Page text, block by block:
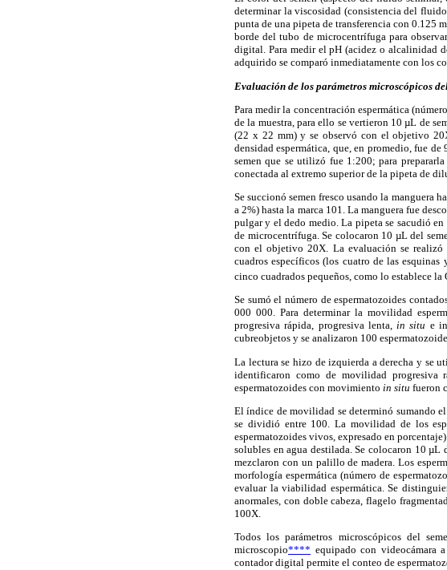
determinar la viscosidad (consistencia del
punta de una pipeta de transferencia con 0.125
borde del tubo de microcentrífuga para
digital. Para medir el pH (acidez o alcalinidad
adquirido se comparó inmediatamente con los
Evaluación de los parámetros microscópicos
Para medir la concentración espermática
de la muestra, para ello se vertieron 10 µL de
(22 x 22 mm) y se observó con el objetivo
densidad espermática, que, en promedio, fue
semen que se utilizó fue 1:200; para
conectada al extremo superior de la pipeta de
Se succionó semen fresco usando la manguera
a 2%) hasta la marca 101. La manguera fue
pulgar y el dedo medio. La pipeta se sacudió
de microcentrífuga. Se colocaron 10 µL del
con el objetivo 20X. La evaluación se realizó
cuadros específicos (los cuatro de las esquinas
cinco cuadrados pequeños, como lo establece
Se sumó el número de espermatozoides
000 000. Para determinar la movilidad
progresiva rápida, progresiva lenta,in situ e
cubreobjetos y se analizaron 100
La lectura se hizo de izquierda a derecha y se
identificaron como de movilidad progresiva
espermatozoides con movimiento in situ fueron
El índice de movilidad se determinó sumando
se dividió entre 100. La movilidad de los
espermatozoides vivos, expresado en
solubles en agua destilada. Se colocaron 10 µL
mezclaron con un palillo de madera. Los
morfología espermática (número de
evaluar la viabilidad espermática. Se
anormales, con doble cabeza, flagelo
100X.
Todos los parámetros microscópicos del
microscopio**** equipado con videocámara
contador digital permite el conteo de